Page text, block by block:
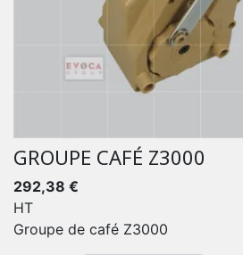
GROUPE CAFÉ Z3000
292,38 €
HT
Groupe de café Z3000